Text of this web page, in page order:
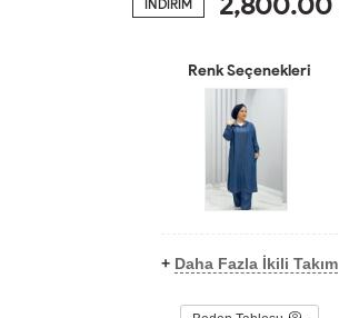
İNDİRİM
Renk Seçenekleri
+ Daha Fazla İkili Takım